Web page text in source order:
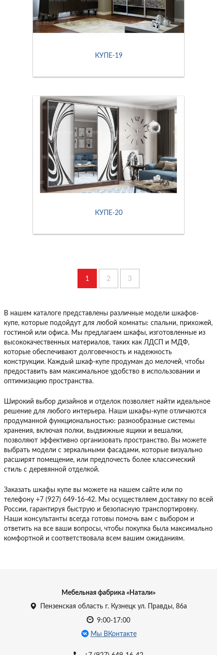
КУПЕ-19
КУПЕ-20
1 2 3
В нашем каталоге представлены различные модели шкафов-
купе, которые подойдут для любой комнаты: спальни, прихожей,
гостиной или офиса. Мы предлагаем шкафы, изготовленные из
высококачественных материалов, таких как ЛДСП и МДФ,
которые обеспечивают долговечность и надежность
конструкции. Каждый шкаф-купе продуман до мелочей, чтобы
предоставить вам максимальное удобство в использовании и
оптимизацию пространства.
Широкий выбор дизайнов и отделок позволяет найти идеальное
решение для любого интерьера. Наши шкафы-купе отличаются
продуманной функциональностью: разнообразные системы
хранения, включая полки, выдвижные ящики и вешалки,
позволяют эффективно организовать пространство. Вы можете
выбрать модели с зеркальными фасадами, которые визуально
расширят помещение, или предпочесть более классический
стиль с деревянной отделкой.
Заказать шкафы купе вы можете на нашем сайте или по
телефону +7 (927) 649-16-42. Мы осуществляем доставку по всей
России, гарантируя быструю и безопасную транспортировку.
Наши консультанты всегда готовы помочь вам с выбором и
ответить на все ваши вопросы, чтобы покупка была максимально
комфортной и соответствовала всем вашим ожиданиям.
Мебельная фабрика «Натали»
Пензенская область г. Кузнецк ул. Правды, 86а
9:00-17:00
Мы ВКонтакте